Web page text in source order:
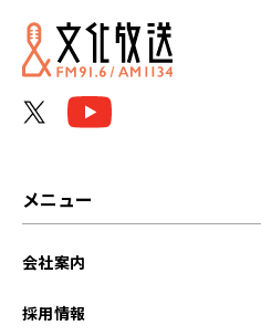
メニュー
会社案内
採用情報